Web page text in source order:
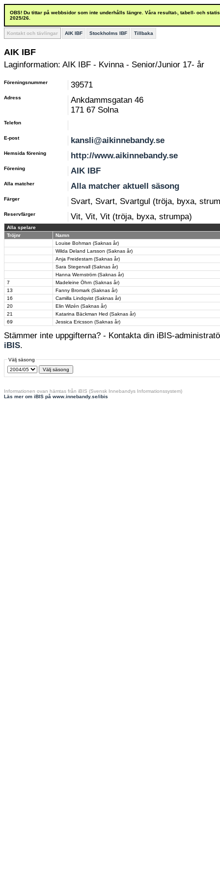
OBS! Du tittar på webbsidor som inte underhålls längre. Våra resultat-, tabell- och
2025/26.
Kontakt och tävlingar AIK IBF Stockholms IBF Tillbaka
AIK IBF
Laginformation: AIK IBF - Kvinna - Senior/Junior 17- år
Föreningsnummer 39571
Adress
Ankdammsgatan 46
171 67 Solna
Telefon
E-post kansli@aikinnebandy.se
Hemsida förening http://www.aikinnebandy.se
Förening AIK IBF
Alla matcher Alla matcher aktuell säsong
Färger Svart, Svart, Svartgul (tröja, byxa,
Reservfärger Vit, Vit, Vit (tröja, byxa, strumpa)
Alla spelare
Tröjnr
Namn
Louise Bohman (Saknas år)
Wilda Deland Larsson (Saknas år)
Anja Freidestam (Saknas år)
Sara Stegervall (Saknas år)
Hanna Wernström (Saknas år)
7
Madeleine Öhrn (Saknas år)
13
Fanny Bromark (Saknas år)
16
Camilla Lindqvist (Saknas år)
20
Elin Wizén (Saknas år)
21
Katarina Bäckman Hed (Saknas år)
69
Jessica Ericsson (Saknas år)
Stämmer inte uppgifterna? - Kontakta din iBIS-
iBIS.
Välj säsong
Informationen ovan hämtas från iBIS (Svensk Innebandys Informationssystem)
Läs mer om iBIS på www.innebandy.se/ibis